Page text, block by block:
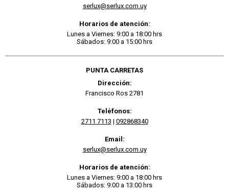
serlux@serlux.com.uy
Horarios de atención:
Lunes a Viernes: 9:00 a 18:00 hrs
Sábados: 9:00 a 15:00 hrs
PUNTA CARRETAS
Dirección:
Francisco Ros 2781
Teléfonos:
2711 7113 | 092868340
Email:
serlux@serlux.com.uy
Horarios de atención:
Lunes a Viernes: 9:00 a 18:00 hrs
Sábados: 9:00 a 13:00 hrs